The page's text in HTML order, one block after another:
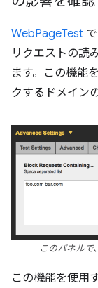
WebPageTest
リクエストの読
ます。この機能
クするドメイン
このパネルで
この機能を使用